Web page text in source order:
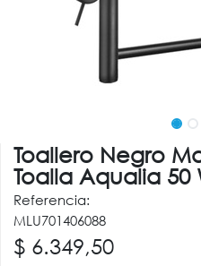
Toallero Negro
Toalla Aqualia 50
Referencia:
MLU701406088
$ 6.349,50